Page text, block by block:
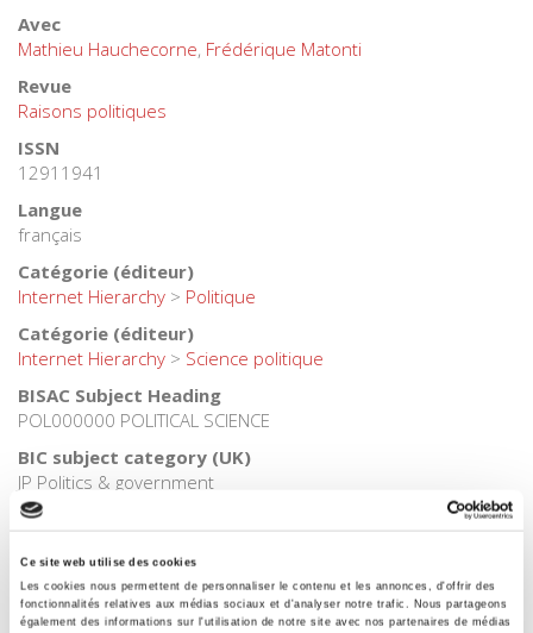
Ce site web utilise des cookies
Les cookies nous permettent de personnaliser le contenu et les annonces, d'offrir des
fonctionnalités relatives aux médias sociaux et d'analyser notre trafic. Nous partageons
également des informations sur l'utilisation de notre site avec nos partenaires de médias
Avec
Mathieu Hauchecorne, Frédérique Matonti
Revue
Raisons politiques
ISSN
12911941
Langue
français
Catégorie (éditeur)
Internet Hierarchy > Politique
Catégorie (éditeur)
Internet Hierarchy > Science politique
BISAC Subject Heading
POL000000 POLITICAL SCIENCE
BIC subject category (UK)
JP Politics & government
Code publique Onix
Date de première publication du titre
09 novembre 2017